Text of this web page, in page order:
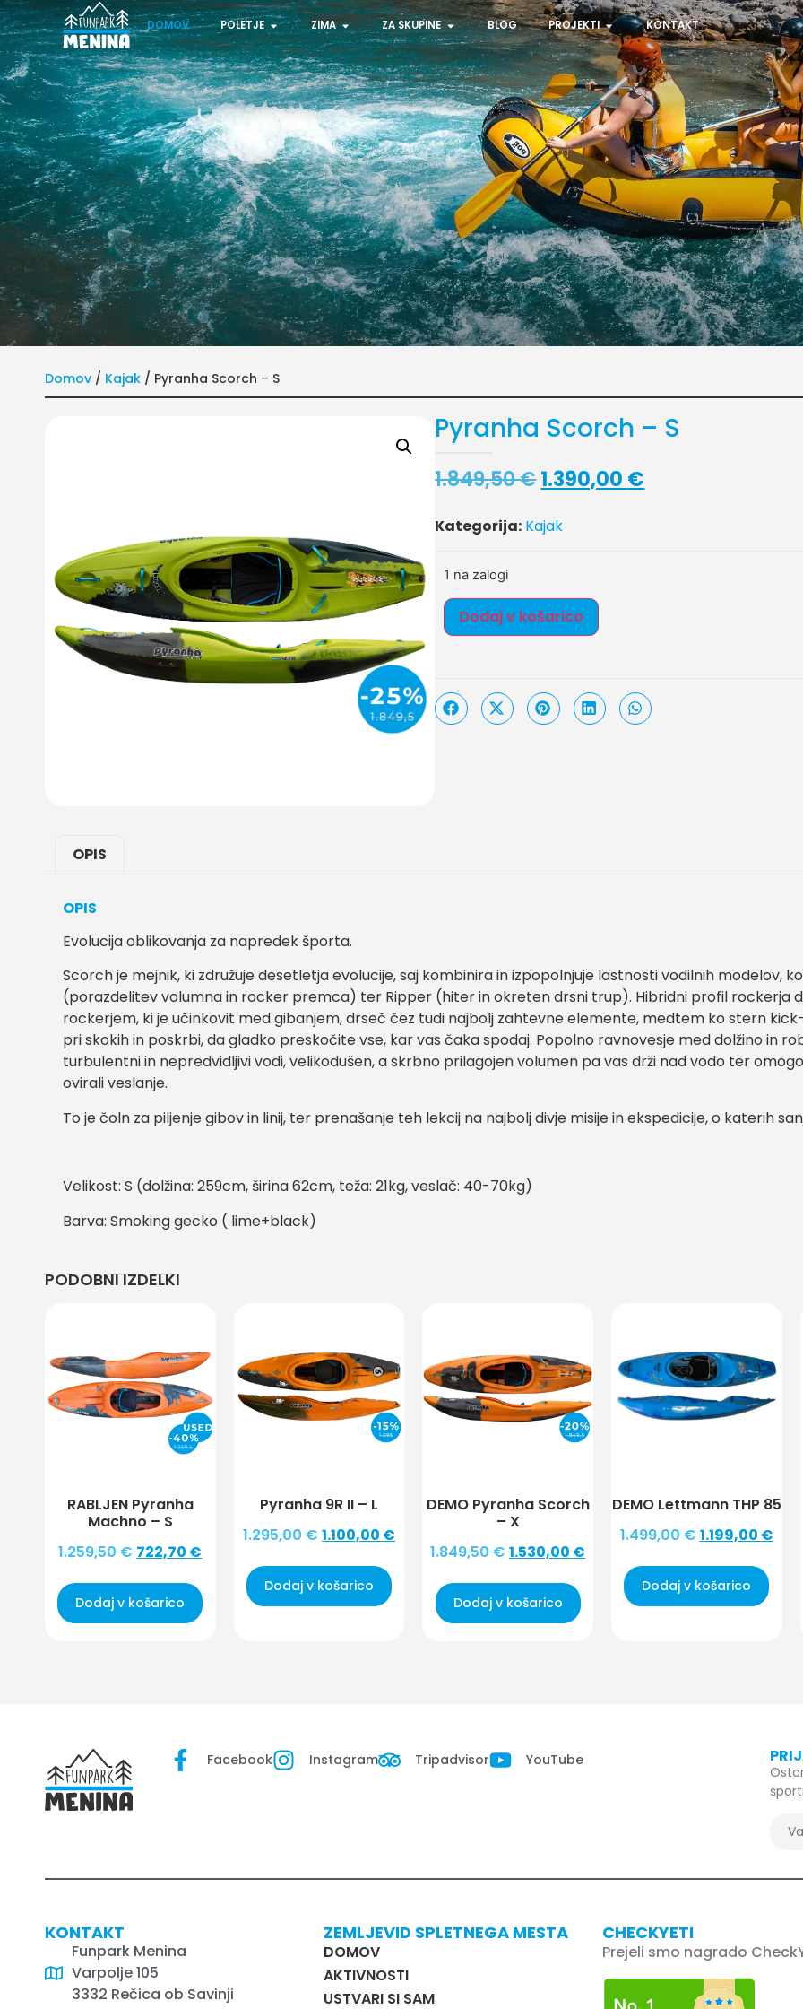
DOMOV POLETJE ZIMA ZA SKUPINE BLOG PROJEKTI KONTAKT
Domov / Kajak / Pyranha Scorch – S
Pyranha Scorch – S
1.849,50€1.390,00 €
Kategorija: Kajak
1 na zalogi
Dodaj v košarico
OPIS
OPIS
Evolucija oblikovanja za napredek športa.
Scorch je mejnik, ki združuje desetletja evolucije, saj kombinira in izpopolnjuje lastnosti vodilnih modelov,
(porazdelitev volumna in rocker premca) ter Ripper (hiter in okreten drsni trup). Hibridni profil rockerja
rockerjem, ki je učinkovit med gibanjem, drseč čez tudi najbolj zahtevne elemente, medtem ko stern
pri skokih in poskrbi, da gladko preskočite vse, kar vas čaka spodaj. Popolno ravnovesje med dolžino in
turbulentni in nepredvidljivi vodi, velikodušen, a skrbno prilagojen volumen pa vas drži nad vodo ter
ovirali veslanje.
To je čoln za piljenje gibov in linij, ter prenašanje teh lekcij na najbolj divje misije in ekspedicije, o katerih
Velikost: S (dolžina: 259cm, širina 62cm, teža: 21kg, veslač: 40-70kg)
Barva: Smoking gecko ( lime+black)
PODOBNI IZDELKI
RABLJEN Pyranha
Machno – S
1.259,50€ 722,70 €
Dodaj v košarico
Pyranha 9R II – L
1.295,00€1.100,00 €
Dodaj v košarico
DEMO Pyranha Scorch
– X
1.849,50€1.530,00 €
Dodaj v košarico
DEMO Lettmann THP 85
1.499,00€1.199,00 €
Dodaj v košarico
Facebook Instagram Tripadvisor YouTube
KONTAKT
Funpark Menina
Varpolje 105
3332 Rečica ob Savinji
ZEMLJEVID SPLETNEGA MESTA
DOMOV
AKTIVNOSTI
USTVARI SI SAM
CHECKYETI
Prejeli smo nagrado